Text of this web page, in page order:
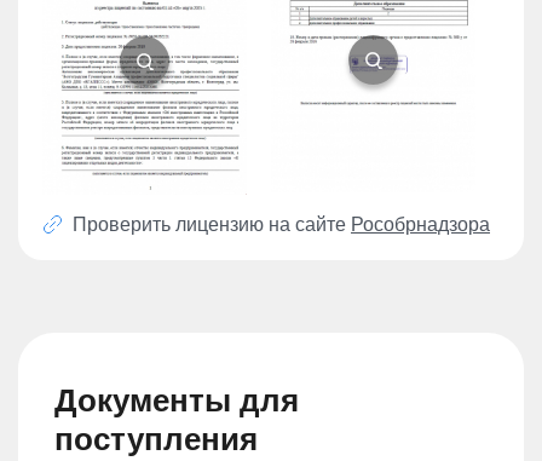
Проверить лицензию на сайте Рособрнадзора
Документы для
поступления